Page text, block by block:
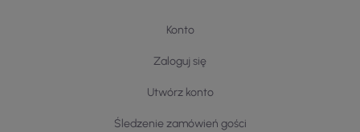
Konto
Zaloguj się
Utwórz konto
Śledzenie zamówień gości